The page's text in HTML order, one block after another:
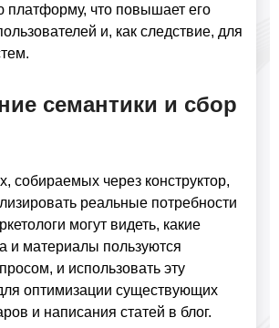
платформу, что повышает его
и, как следствие, для
семантики и сбор
собираемых через конструктор,
реальные потребности
могут видеть, какие
и материалы пользуются
и использовать эту
оптимизации существующих
и написания статей в блог.